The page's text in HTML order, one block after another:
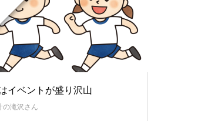
イベントが盛り沢山
の滝沢さん